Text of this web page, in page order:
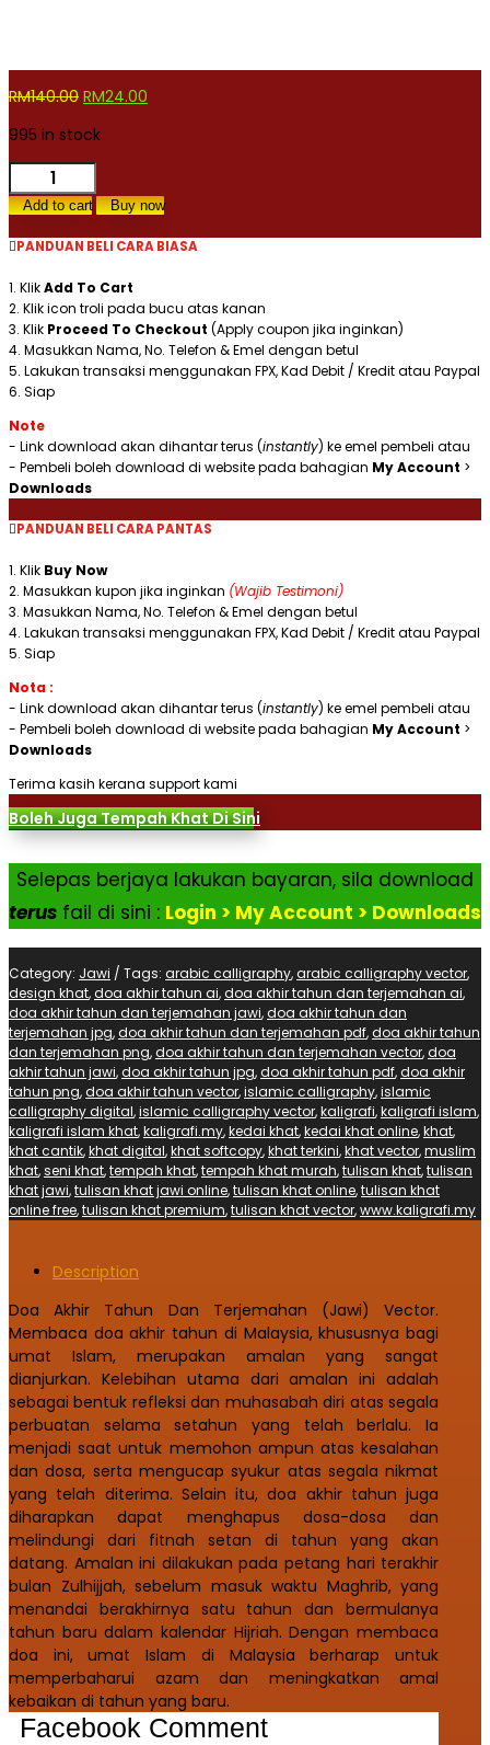
RM140.00 Original
was:
RM140.00.
RM24.00
995 in stock
Doa
Akhir
Tahun
Dan
(Jawi)
Vector
quantity
Add to cart Buy now
PANDUAN BELI CARA BIASA
1. KlikAdd To Cart
2. Klik icon troli pada bucu atas kanan
3. Klik Proceed To Checkout (Apply coupon jika inginkan)
4. Masukkan Nama, No. Telefon & Emel dengan betul
5. Lakukan transaksi menggunakan FPX, Kad Debit / Kredit atau Paypal
6. Siap
Note
- Link download akan dihantar terus (instantly) ke emel pembeli atau
- Pembeli boleh download di website pada bahagian My Account >
Downloads
PANDUAN BELI CARA PANTAS
1. Klik Buy Now
2. Masukkan kupon jika inginkan (Wajib Testimoni)
3. Masukkan Nama, No. Telefon & Emel dengan betul
4. Lakukan transaksi menggunakan FPX, Kad Debit / Kredit atau Paypal
5. Siap
Nota :
- Link download akan dihantar terus (instantly) ke emel pembeli atau
- Pembeli boleh download di website pada bahagian My Account >
Downloads
Terima kasih kerana support kami
Boleh Juga Tempah Khat Di Sini
Selepas berjaya lakukan bayaran, sila download
terus fail di sini : Login > My Account > Downloads
Category: Jawi Tags: arabic calligraphy,arabic calligraphy vector,
design khat,doa akhir tahun ai,doa akhir tahun dan terjemahan ai,
doa akhir tahun dan terjemahan jawi,doa akhir tahun dan
terjemahan jpg,doa akhir tahun dan terjemahan pdf,doa akhir tahun
dan terjemahan png,doa akhir tahun dan terjemahan vector,doa
akhir tahun jawi,doa akhir tahun jpg,doa akhir tahun pdf,doa akhir
tahun png,doa akhir tahun vector,islamic calligraphy,islamic
calligraphy digital,islamic calligraphy vector,kaligrafi,kaligrafi islam,
kaligrafi islam khat,kaligrafi.my,kedai khat,kedai khat online,khat,
khat cantik,khat digital,khat softcopy,khat terkini,khat vector,muslim
khat,seni khat,tempah khat,tempah khat murah,tulisan khat,tulisan
khat jawi,tulisan khat jawi online,tulisan khat online,tulisan khat
online free,tulisan khat premium,tulisan khat vector,www.kaligrafi.my
Description
Doa Akhir Tahun Dan Terjemahan (Jawi) Vector.
Membaca doa akhir tahun di Malaysia, khususnya bagi
umat Islam, merupakan amalan yang sangat
dianjurkan. Kelebihan utama dari amalan ini adalah
sebagai bentuk refleksi dan muhasabah diri atas segala
perbuatan selama setahun yang telah berlalu. Ia
menjadi saat untuk memohon ampun atas kesalahan
dan dosa, serta mengucap syukur atas segala nikmat
yang telah diterima. Selain itu, doa akhir tahun juga
diharapkan dapat menghapus dosa-dosa dan
melindungi dari fitnah setan di tahun yang akan
datang. Amalan ini dilakukan pada petang hari terakhir
bulan Zulhijjah, sebelum masuk waktu Maghrib, yang
menandai berakhirnya satu tahun dan bermulanya
tahun baru dalam kalendar Hijriah. Dengan membaca
doa ini, umat Islam di Malaysia berharap untuk
memperbaharui azam dan meningkatkan amal
kebaikan di tahun yang baru.
Facebook Comment